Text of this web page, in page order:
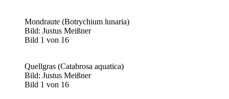
Mondraute (Botrychium lunaria)
Bild: Justus Meißner
Bild 1 von 16
Quellgras (Catabrosa aquatica)
Bild: Justus Meißner
Bild 1 von 16